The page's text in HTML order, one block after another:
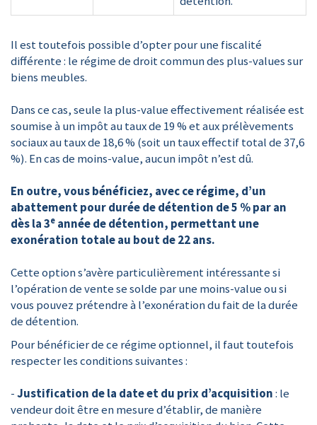
Il est toutefois possible d’opter pour une fiscalité
différente : le régime de droit commun des plus-values sur
biens meubles.
Dans ce cas, seule la plus-value effectivement réalisée est
soumise à un impôt au taux de 19 % et aux prélèvements
sociaux au taux de 18,6 % (soit un taux effectif total de 37,6
%). En cas de moins-value, aucun impôt n’est dû.
En outre, vous bénéficiez, avec ce régime, d’un
abattement pour durée de détention de 5 % par an
dès la 3e année de détention, permettant une
exonération totale au bout de 22 ans.
Cette option s’avère particulièrement intéressante si
l’opération de vente se solde par une moins-value ou si
vous pouvez prétendre à l’exonération du fait de la durée
de détention.
Pour bénéficier de ce régime optionnel, il faut toutefois
respecter les conditions suivantes :
-Justification de la date et du prix d’acquisition: le
vendeur doit être en mesure d’établir, de manière